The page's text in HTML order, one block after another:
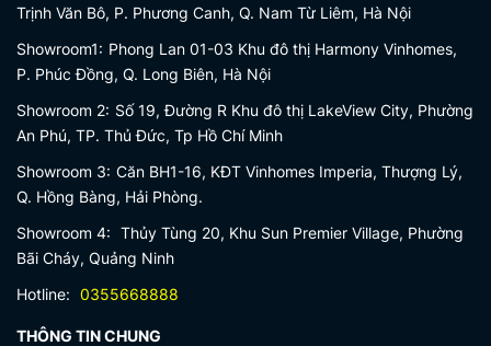
Trịnh Văn Bô, P. Phương Canh, Q. Nam Từ Liêm, Hà Nội
Showroom1: Phong Lan 01-03 Khu đô thị Harmony Vinhomes,
P. Phúc Đồng, Q. Long Biên, Hà Nội
Showroom 2: Số 19, Đường R Khu đô thị LakeView City, Phường
An Phú, TP. Thủ Đức, Tp Hồ Chí Minh
Showroom 3: Căn BH1-16, KĐT Vinhomes Imperia, Thượng Lý,
Q. Hồng Bàng, Hải Phòng.
Showroom 4: Thủy Tùng 20, Khu Sun Premier Village, Phường
Bãi Cháy, Quảng Ninh
Hotline: 0355668888
THÔNG TIN CHUNG